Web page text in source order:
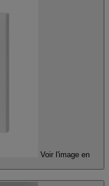
Voir l'image en